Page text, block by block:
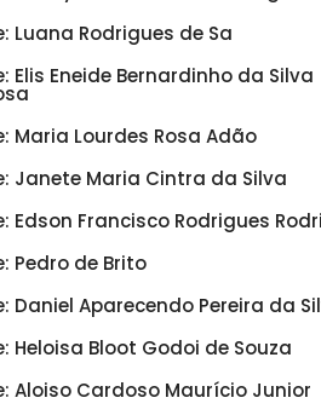
Luana Rodrigues de Sa
Elis Eneide Bernardinho da Silva
Maria Lourdes Rosa Adão
Janete Maria Cintra da Silva
Edson Francisco Rodrigues
Pedro de Brito
Daniel Aparecendo Pereira da
Heloisa Bloot Godoi de Souza
Aloiso Cardoso Maurício Junior